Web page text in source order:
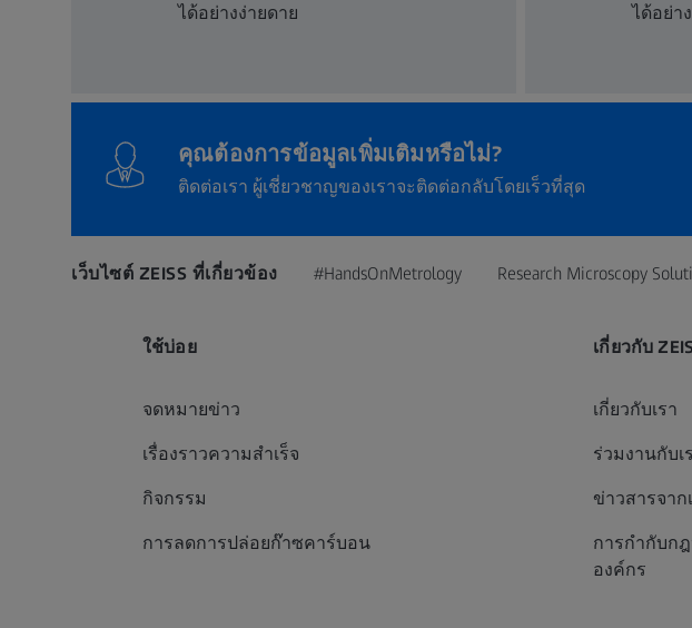
ได้อย่างง่ายดาย
ได้อย่า
คุณต้องการข้อมูลเพิ่มเติมหรือไม่?
ติดต่อเรา ผู้เชี่ยวชาญของเราจะติดต่อกลับโดยเร็วที่สุด
เว็บไซต์ ZEISS ที่เกี่ยวข้อง #HandsOnMetrology Research Microscopy
ใช้บ่อย
จดหมายข่าว
เรื่องราวความสำเร็จ
กิจกรรม
การลดการปล่อยก๊าซคาร์บอน
เกี่ยวกับ
เกี่ยวกับเรา
ร่วมงานกับเ
ข่าวสารจาก
การกำกับก
องค์กร